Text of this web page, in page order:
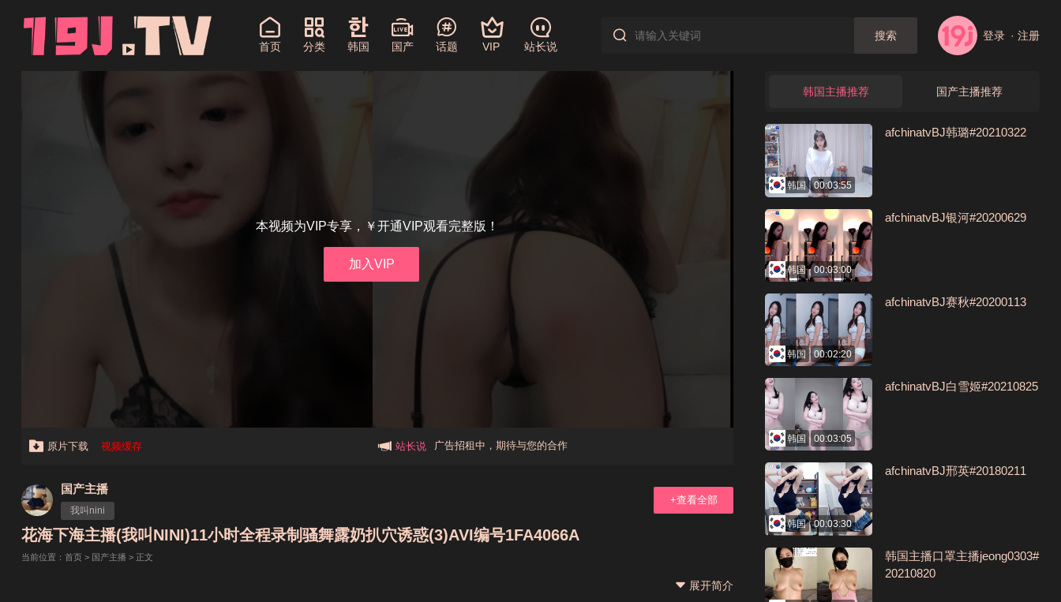
首页 分类 韩国 国产 话题 VIP 站长说
搜索 登录 · 注册
本视频为VIP专享，￥开通VIP观看完整版！
加入VIP
原片下载 视频缓存 站长说 广告招租中，期待与您的合作
国产主播
我叫nini
+查看全部
花海下海主播(我叫NINI)11小时全程录制骚舞露奶扒穴诱惑(3)AVI编号1FA4066A
当前位置： 首页 > 国产主播 > 正文
展开简介
韩国主播推荐 国产主播推荐
韩国 00:03:55
afchinatvBJ韩璐#20210322
韩国 00:03:00
afchinatvBJ银河#20200629
韩国 00:02:20
afchinatvBJ赛秋#20200113
韩国 00:03:05
afchinatvBJ白雪姬#20210825
韩国 00:03:30
afchinatvBJ邢英#20180211
韩国主播口罩主播jeong0303#
20210820